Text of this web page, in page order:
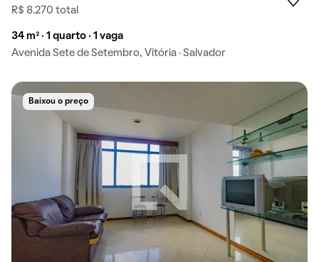
R$ 8.270 total
34 m² · 1 quarto · 1 vaga
Avenida Sete de Setembro, Vitória · Salvador
Baixou o preço